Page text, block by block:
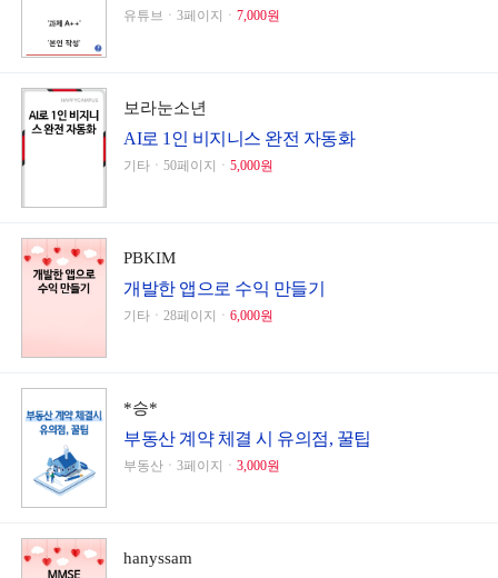
유튜브ㆍ3페이지ㆍ 7,000원
보라눈소년
AI로 1인 비지니스 완전 자동화
기타ㆍ50페이지ㆍ 5,000원
PBKIM
개발한 앱으로 수익 만들기
기타ㆍ28페이지ㆍ 6,000원
*승*
부동산 계약 체결 시 유의점, 꿀팁
부동산ㆍ3페이지ㆍ 3,000원
hanyssam